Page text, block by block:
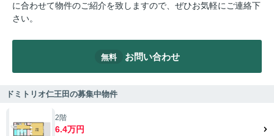
に合わせて物件のご紹介を致しますので、ぜひお気軽にご連絡下
さい。
無料 お問い合わせ
ドミトリオ仁王田の募集中物件
2階
6.4万円